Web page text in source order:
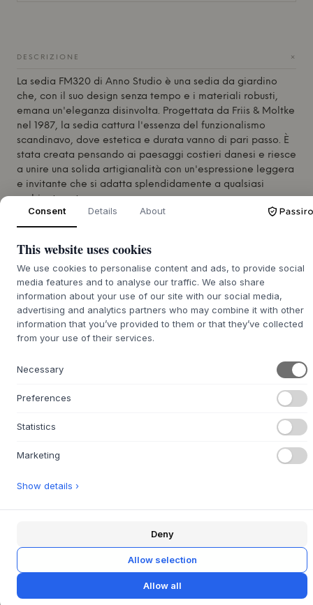
DESCRIZIONE +
La sedia FM320 di Anno Studio è una sedia da giardino
che, con il suo design senza tempo e i materiali robusti,
emana un'eleganza disinvolta. Progettata da Friis & Moltke
nel 1987, la sedia cattura l'essenza del funzionalismo
scandinavo, dove estetica e durata vanno di pari passo. È
stata creata pensando ai paesaggi costieri danesi e riesce
a unire una solida artigianalità con un'espressione leggera
e invitante che si adatta splendidamente a qualsiasi
ambiente esterno.
del giardino. Immaginatela accanto a un tavolo da
giardino rustico con un bouquet di fiori freschi, o come
parte di un'area lounge, dove può essere abbinata a
morbidi cuscini e una leggera coperta nelle serate fresche.
La sedia FM320 è più di un semplice posto a sedere; è
parte dell'anima della casa e un'estensione del buon gusto
all'aperto.
+
NOTIZIE SULLA CASA E SULL'ABITARE
Consent Details About
This website uses cookies
We use cookies to personalise content and ads, to provide social
media features and to analyse our traffic. We also share
information about your use of our site with our social media,
advertising and analytics partners who may combine it with other
information that you’ve provided to them or that they’ve collected
from your use of their services.
Necessary
Preferences
Statistics
Marketing
Show details ›
Deny
Allow selection
Allow all